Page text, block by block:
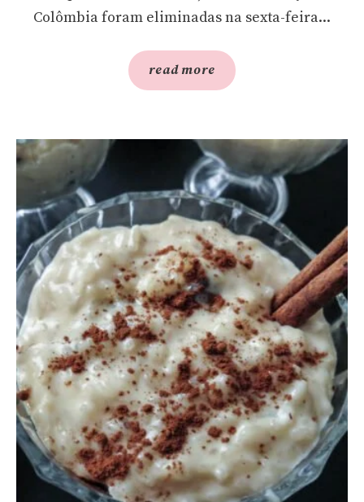
Colômbia foram eliminadas na sexta-feira...
read more